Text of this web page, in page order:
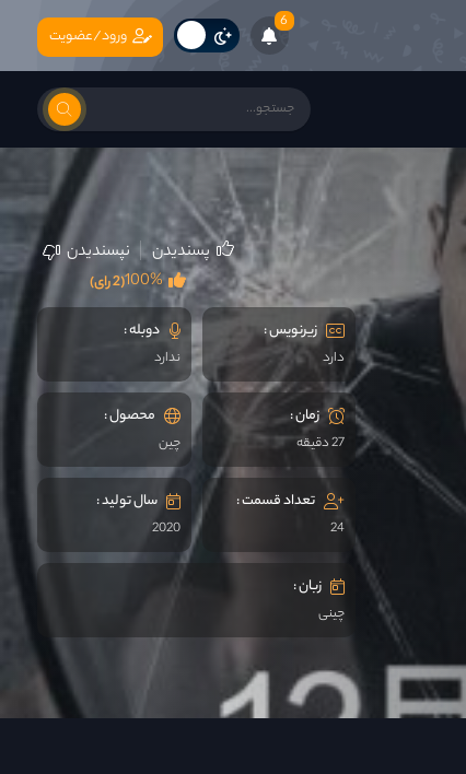
6
ورود/عضویت
پسندیدن نپسندیدن
(2 رای)100%
زیرنویس :
دارد
دوبله :
ندارد
زمان :
27 دقیقه
محصول :
چين
تعداد قسمت :
24
سال تولید :
2020
زبان :
چینی